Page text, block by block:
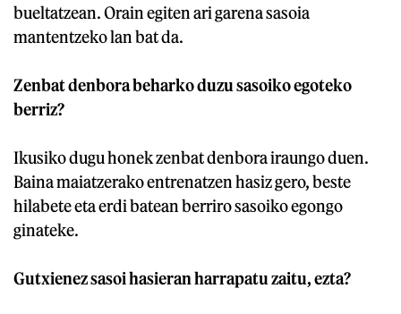
bueltatzean. Orain egiten ari garena sasoia
mantentzeko lan bat da.
Zenbat denbora beharko duzu sasoiko egoteko
berriz?
Ikusiko dugu honek zenbat denbora iraungo duen.
Baina maiatzerako entrenatzen hasiz gero, beste
hilabete eta erdi batean berriro sasoiko egongo
ginateke.
Gutxienez sasoi hasieran harrapatu zaitu, ezta?